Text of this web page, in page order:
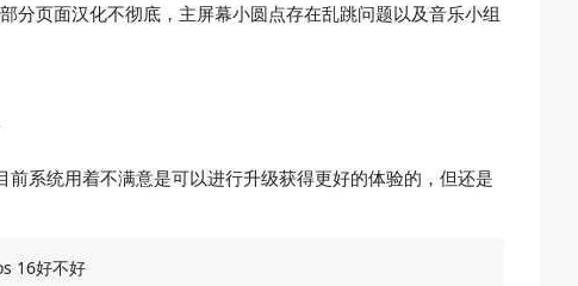
分页面汉化不彻底，主屏幕小圆点存在乱跳问题以及音乐小组
系统用着不满意是可以进行升级获得更好的体验的，但还是
16好不好